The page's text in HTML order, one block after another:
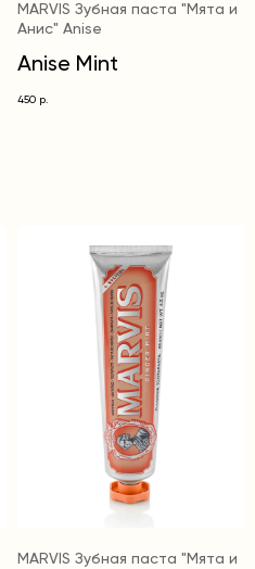
MARVIS Зубная паста "Мята и
Анис" Anise
Anise Mint
450 р.
MARVIS Зубная паста "Мята и